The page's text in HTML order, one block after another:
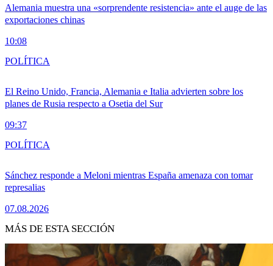
Alemania muestra una «sorprendente resistencia» ante el auge de las
exportaciones chinas
10:08
El Reino Unido, Francia, Alemania e Italia advierten sobre los
planes de Rusia respecto a Osetia del Sur
09:37
POLÍTICA
Sánchez responde a Meloni mientras España amenaza con tomar
represalias
07.08.2026
POLÍTICA
MÁS DE ESTA SECCIÓN